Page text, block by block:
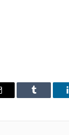
Tumblr